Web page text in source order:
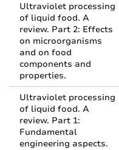
Ultraviolet processing
of liquid food. A
review. Part 2: Effects
on microorganisms
and on food
components and
properties.
Ultraviolet processing
of liquid food. A
review. Part 1:
Fundamental
engineering aspects.